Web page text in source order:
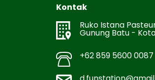
Kontak
Ruko Istana
Gunung Batu -
+62 859 5600 0087